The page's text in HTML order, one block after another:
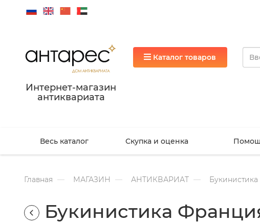
Интернет-магазин
антиквариата
Каталог товаров
Весь каталог Скупка и оценка
Главная МАГАЗИН АНТИКВАРИАТ Букинистика
Букинистика